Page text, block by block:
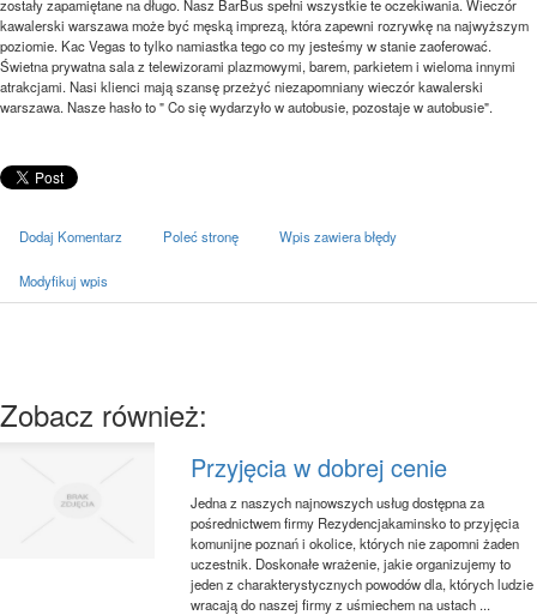
zostały zapamiętane na długo. Nasz BarBus spełni wszystkie te oczekiwania. Wieczór
kawalerski warszawa może być męską imprezą, która zapewni rozrywkę na najwyższym
poziomie. Kac Vegas to tylko namiastka tego co my jesteśmy w stanie zaoferować.
Świetna prywatna sala z telewizorami plazmowymi, barem, parkietem i wieloma innymi
atrakcjami. Nasi klienci mają szansę przeżyć niezapomniany wieczór kawalerski
warszawa. Nasze hasło to " Co się wydarzyło w autobusie, pozostaje w autobusie".
Dodaj Komentarz Poleć stronę Wpis zawiera błędy
Modyfikuj wpis
Zobacz również:
Przyjęcia w dobrej cenie
Jedna z naszych najnowszych usług dostępna za
pośrednictwem firmy Rezydencjakaminsko to przyjęcia
komunijne poznań i okolice, których nie zapomni żaden
uczestnik. Doskonałe wrażenie, jakie organizujemy to
jeden z charakterystycznych powodów dla, których ludzie
wracają do naszej firmy z uśmiechem na ustach ...